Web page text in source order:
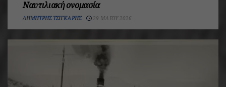
Ναυτιλιακή ονομασία
ΔΗΜΉΤΡΗΣ ΤΣΙΓΚΆΡΗΣ 29 ΜΑΪ́ΟΥ 2026